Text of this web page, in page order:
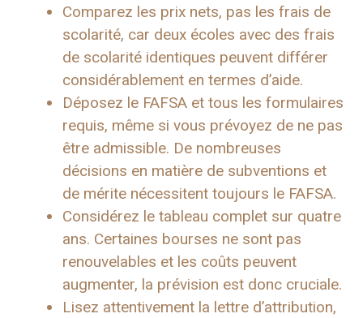
Comparez les prix nets, pas les frais de
scolarité, car deux écoles avec des frais
de scolarité identiques peuvent différer
considérablement en termes d’aide.
Déposez le FAFSA et tous les formulaires
requis, même si vous prévoyez de ne pas
être admissible. De nombreuses
décisions en matière de subventions et
de mérite nécessitent toujours le FAFSA.
Considérez le tableau complet sur quatre
ans. Certaines bourses ne sont pas
renouvelables et les coûts peuvent
augmenter, la prévision est donc cruciale.
Lisez attentivement la lettre d’attribution,